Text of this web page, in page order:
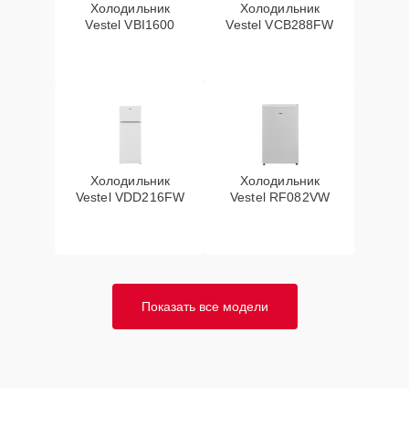
Холодильник
Vestel VBI1600
Холодильник
Vestel VCB288FW
Холодильник
Vestel VDD216FW
Холодильник
Vestel RF082VW
Показать все модели